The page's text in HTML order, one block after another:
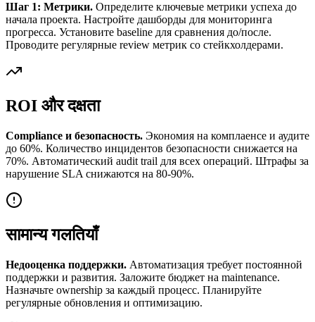
Шаг 1: Метрики. Определите ключевые метрики успеха до
начала проекта. Настройте дашборды для мониторинга
прогресса. Установите baseline для сравнения до/после.
Проводите регулярные review метрик со стейкхолдерами.
ROI और दक्षता
Compliance и безопасность. Экономия на комплаенсе и аудите
до 60%. Количество инцидентов безопасности снижается на
70%. Автоматический audit trail для всех операций. Штрафы за
нарушение SLA снижаются на 80-90%.
सामान्य गलतियाँ
Недооценка поддержки. Автоматизация требует постоянной
поддержки и развития. Заложите бюджет на maintenance.
Назначьте ownership за каждый процесс. Планируйте
регулярные обновления и оптимизацию.